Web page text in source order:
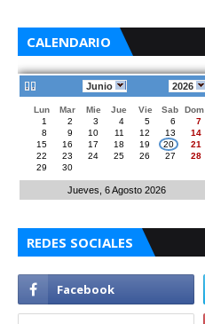
CALENDARIO
Junio 2026
Lun Mar Mie Jue Vie Sab
Dom
1
2 3 4 5 6
7
8
9 10 11 12 13
14
15
16 17 18 19 20
21
22
23 24 25 26 27
28
29
30
Jueves, 6 Agosto 2026
REDES SOCIALES